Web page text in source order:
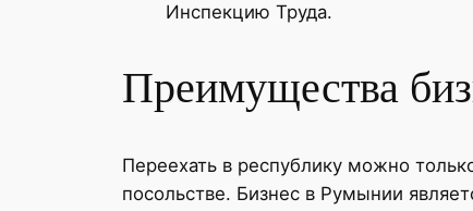
Инспекцию Труда.
Преимущества
Переехать в республику можно
посольстве. Бизнес в Румынии